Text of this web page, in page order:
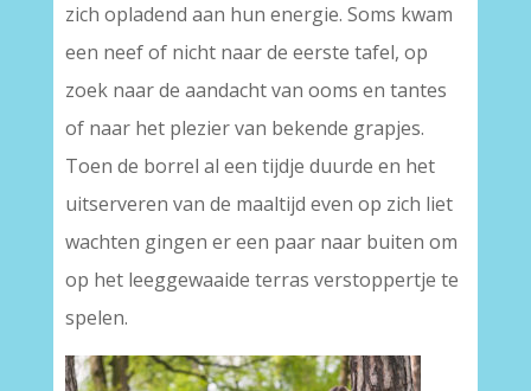
zich opladend aan hun energie. Soms kwam
een neef of nicht naar de eerste tafel, op
zoek naar de aandacht van ooms en tantes
of naar het plezier van bekende grapjes.
Toen de borrel al een tijdje duurde en het
uitserveren van de maaltijd even op zich liet
wachten gingen er een paar naar buiten om
op het leeggewaaide terras verstoppertje te
spelen.